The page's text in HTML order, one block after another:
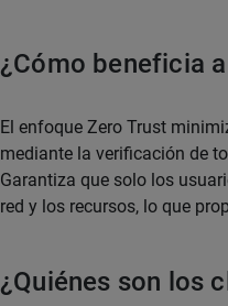
¿Cómo beneficia
El enfoque Zero Trust
mediante la verificación de
Garantiza que solo los
red y los recursos, lo que
¿Quiénes son los